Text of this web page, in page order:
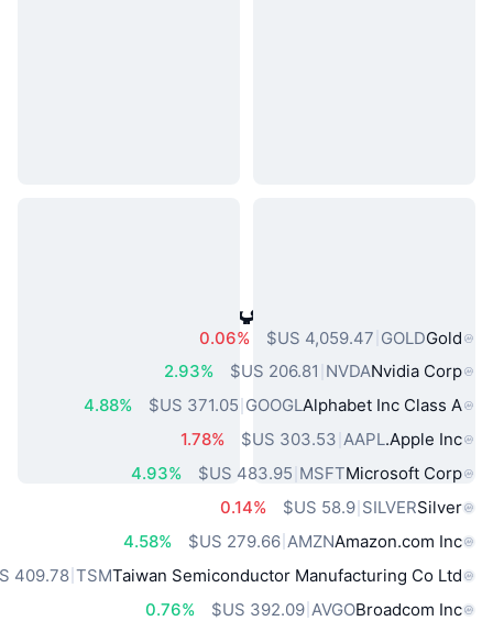
أصول العالم الحقيقي الشائعة
Gold
GOLD
0.06%
Nvidia Corp
NVDA
2.93%
Alphabet Inc Class A
GOOGL
4.88%
Apple Inc.
AAPL
1.78%
Microsoft Corp
MSFT
4.93%
Silver
SILVER
‏58.9 US$
0.14%
Amazon.com Inc
AMZN
‏279.66 US$
4.58%
Taiwan Semiconductor Manufacturing Co Ltd
TSM
‏409.78 US$
Broadcom Inc
AVGO
‏392.09 US$
0.76%